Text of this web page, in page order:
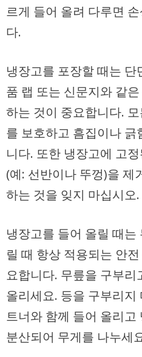
르게 들어 올려 다루면
다.
냉장고를 포장할 때는 단
품 랩 또는 신문지와 같
하는 것이 중요합니다.
를 보호하고 흠집이나
니다. 또한 냉장고에 고
(예: 선반이나 뚜껑)을 제
하는 것을 잊지 마십시오.
냉장고를 들어 올릴 때
릴 때 항상 적용되는 안
요합니다. 무릎을 구부리
올리세요. 등을 구부리
트너와 함께 들어 올리
분산되어 무게를 나누세